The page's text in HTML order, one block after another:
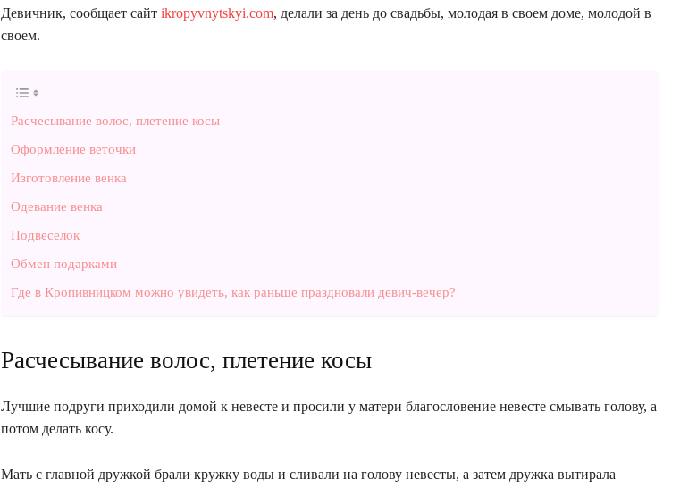
Девичник, сообщает сайт ikropyvnytskyi.com, делали за день до свадьбы, молодая в своем доме, молодой в
своем.
Расчесывание волос, плетение косы
Оформление веточки
Изготовление венка
Одевание венка
Подвеселок
Обмен подарками
Где в Кропивницком можно увидеть, как раньше праздновали девич-вечер?
Расчесывание волос, плетение косы
Лучшие подруги приходили домой к невесте и просили у матери благословение невесте смывать голову, а
потом делать косу.
Мать с главной дружкой брали кружку воды и сливали на голову невесты, а затем дружка вытирала